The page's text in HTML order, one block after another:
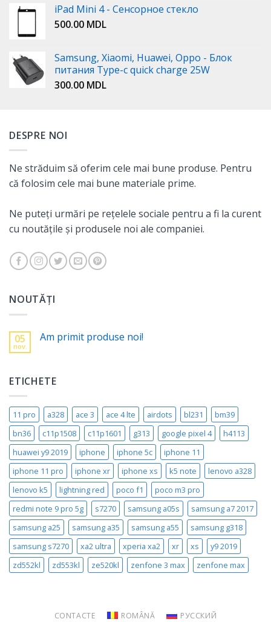
iPad Mini 4 - Сенсорное стекло
500.00 MDL
Samsung, Xiaomi, Huawei, Oppo - Блок
питания Type-c quick charge 25W
300.00 MDL
DESPRE NOI
Ne străduim să oferim cele mai bune produse. Pentru
că folosim cele mai bune materiale prime.
Ne puteți urmări pe rețelele sociale pentru a fi la curent
cu noutățile și produsele noi ale companiei.
NOUTĂȚI
05
nov.
Am primit produse noi!
ETICHETE
11 pro a328 ace 3 ace 4 lte airdots bl231
bm39
bn36
c11p1508 c11p1601 g313 google pixel 4
h4113
huawei y9 2019
iphone iphone 5c
iphone 11
iphone 11 pro
iphone xr iphone xs k5 note
lenovo a328
lenovo k5
lightning red poco f1
poco m3 pro
redmi note 9 pro 5g
s7270 samsung a05s
samsung a7 2017
samsung a25
samsung a35 samsung a55
samsung g318
samsung s7270
xa2 ultra xperia xa2 xr xs
y9 2019
zd552kl
zd553kl ze520kl zenfone 3 max zenfone max
CONTACTE ROMÂNĂ РУССКИЙ